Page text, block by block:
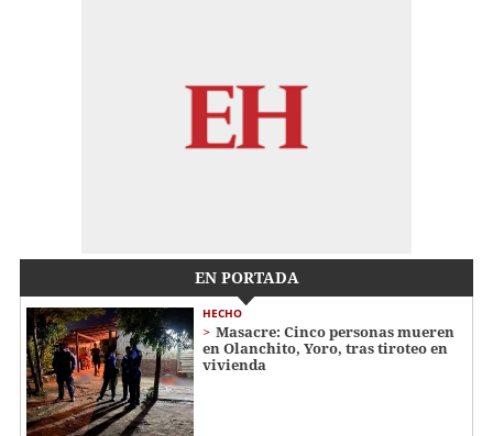
EN PORTADA
HECHO
Masacre: Cinco personas mueren
en Olanchito, Yoro, tras tiroteo en
vivienda